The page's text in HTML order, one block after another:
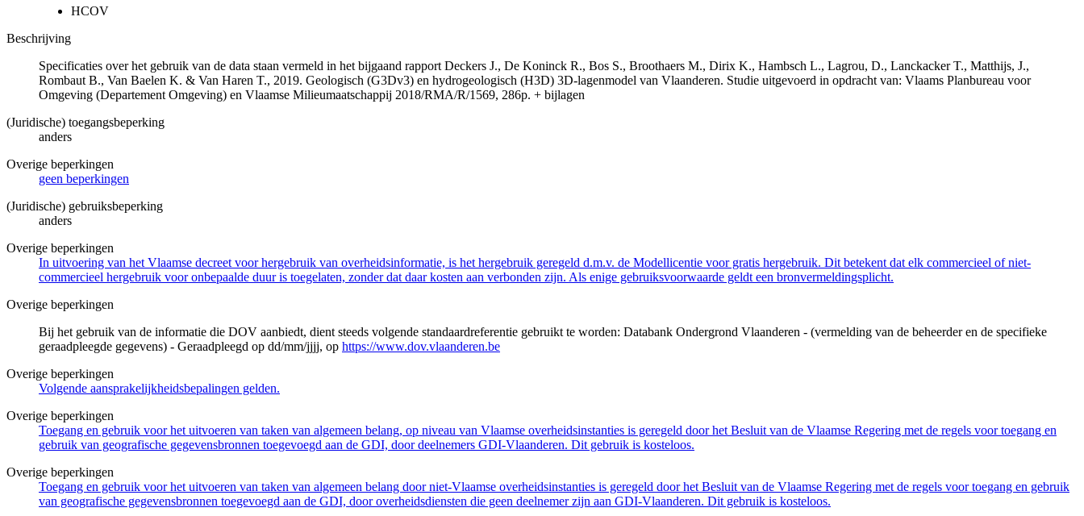
HCOV
Beschrijving
Specificaties over het gebruik van de data staan vermeld in het bijgaand rapport Deckers J., De Koninck R., Bos S., Broothaers M., Dirix K., Hambsch L., Lagrou, D., Lanckacker T., Matthijs, J.,
Rombaut B., Van Baelen K. & Van Haren T., 2019. Geologisch (G3Dv3) en hydrogeologisch (H3D) 3D-lagenmodel van Vlaanderen. Studie uitgevoerd in opdracht van: Vlaams Planbureau voor
Omgeving (Departement Omgeving) en Vlaamse Milieumaatschappij 2018/RMA/R/1569, 286p. + bijlagen
(Juridische) toegangsbeperking
anders
Overige beperkingen
geen beperkingen
(Juridische) gebruiksbeperking
anders
Overige beperkingen
In uitvoering van het Vlaamse decreet voor hergebruik van overheidsinformatie, is het hergebruik geregeld d.m.v. de Modellicentie voor gratis hergebruik. Dit betekent dat elk commercieel of niet-
commercieel hergebruik voor onbepaalde duur is toegelaten, zonder dat daar kosten aan verbonden zijn. Als enige gebruiksvoorwaarde geldt een bronvermeldingsplicht.
Overige beperkingen
Bij het gebruik van de informatie die DOV aanbiedt, dient steeds volgende standaardreferentie gebruikt te worden: Databank Ondergrond Vlaanderen - (vermelding van de beheerder en de specifieke
geraadpleegde gegevens) - Geraadpleegd op dd/mm/jjjj, op https://www.dov.vlaanderen.be
Overige beperkingen
Volgende aansprakelijkheidsbepalingen gelden.
Overige beperkingen
Toegang en gebruik voor het uitvoeren van taken van algemeen belang, op niveau van Vlaamse overheidsinstanties is geregeld door het Besluit van de Vlaamse Regering met de regels voor toegang en
gebruik van geografische gegevensbronnen toegevoegd aan de GDI, door deelnemers GDI-Vlaanderen. Dit gebruik is kosteloos.
Overige beperkingen
Toegang en gebruik voor het uitvoeren van taken van algemeen belang door niet-Vlaamse overheidsinstanties is geregeld door het Besluit van de Vlaamse Regering met de regels voor toegang en gebruik
van geografische gegevensbronnen toegevoegd aan de GDI, door overheidsdiensten die geen deelnemer zijn aan GDI-Vlaanderen. Dit gebruik is kosteloos.